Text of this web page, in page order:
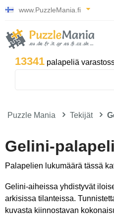
www.PuzzleMania.fi
13341 palapeliä
Puzzle Mania Tekijät
Gelini-
Palapelien lukumäärä tässä
Gelini-aiheissa yhdistyvät
arkisissa tilanteissa.
kuvasta kiinnostavan